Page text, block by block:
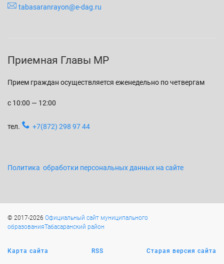
tabasaranrayon@e-dag.ru
Приемная Главы МР
Прием граждан осуществляется еженедельно по четвергам
с 10:00 — 12:00
тел. +7(872) 298 97 44
Политика обработки персональных данных на сайте
© 2017-2026 Официальный сайт муниципального
образованияТабасаранский район
Карта сайта RSS Старая версия сайта